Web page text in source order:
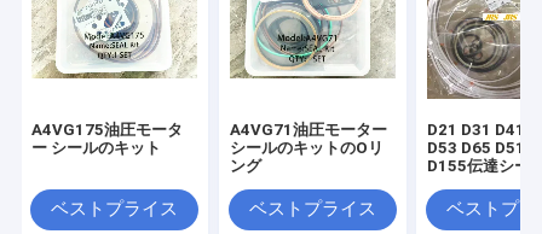
A4VG175油圧モータ
ー シールのキット
ベストプライス
A4VG71油圧モーター
シールのキットのOリ
ング
ベストプライス
D21 D31 D41
D53 D65 D51
D155伝達シー
ベストプラ